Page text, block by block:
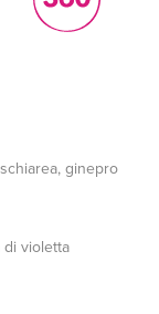
ginepro
di violetta